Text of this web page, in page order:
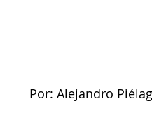
Por: Alejandro